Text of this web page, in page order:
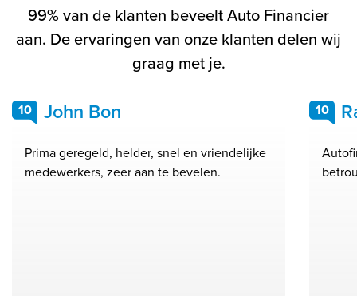
99% van de klanten beveelt Auto Financier
aan. De ervaringen van onze klanten delen wij
graag met je.
10 John Bon
Prima geregeld, helder, snel en vriendelijke
medewerkers, zeer aan te bevelen.
10